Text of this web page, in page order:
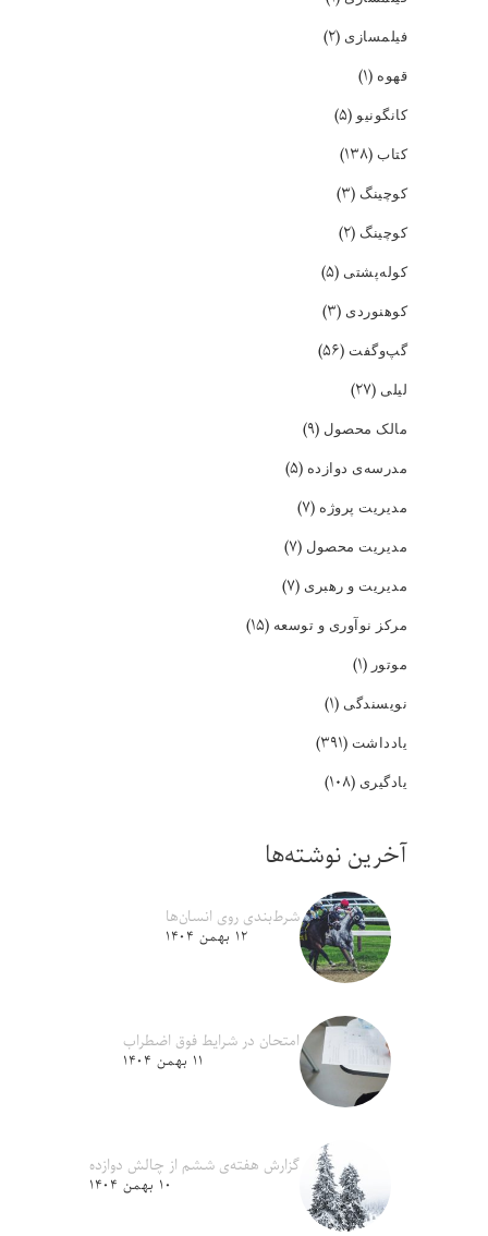
فیلمسازی (۲)
قهوه (۱)
کانگونیو(۵)
کتاب (۱۳۸)
کوچینگ (۳)
کوچینگ (۲)
کوله‌پشتی (۵)
کوهنوردی (۳)
گپ‌و‌گفت (۵۶)
لیلی (۲۷)
مالک محصول (۹)
مدرسه‌ی دوازده (۵)
مدیریت پروژه (۷)
مدیریت محصول (۷)
مدیریت و رهبری (۷)
مرکز نوآوری و توسعه (۱۵)
موتور (۱)
نویسندگی (۱)
یادداشت (۳۹۱)
یادگیری (۱۰۸)
آخرین نوشته‌ها
شرط‌بندی روی انسان‌ها
۱۲ بهمن ۱۴۰۴
امتحان در شرایط فوق اضطراب
۱۱ بهمن ۱۴۰۴
گزارش هفته‌ی ششم از چالش دوازده
۱۰ بهمن ۱۴۰۴